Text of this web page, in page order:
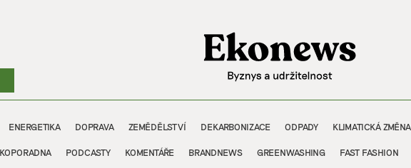
ENERGETIKA DOPRAVA ZEMĚDĚLSTVÍ DEKARBONIZACE ODPADY KLIMATICKÁ ZMĚNA
PODCASTY KOMENTÁŘE BRANDNEWS GREENWASHING FAST FASHION